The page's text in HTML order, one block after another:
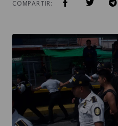
COMPARTIR: